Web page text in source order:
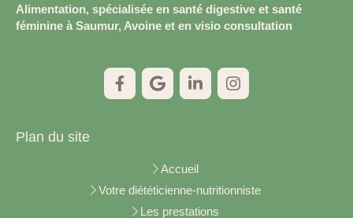
Alimentation, spécialisée en santé digestive et santé
féminine à Saumur, Avoine et en visio consultation
Plan du site
Accueil
Votre diététicienne-nutritionniste
Les prestations